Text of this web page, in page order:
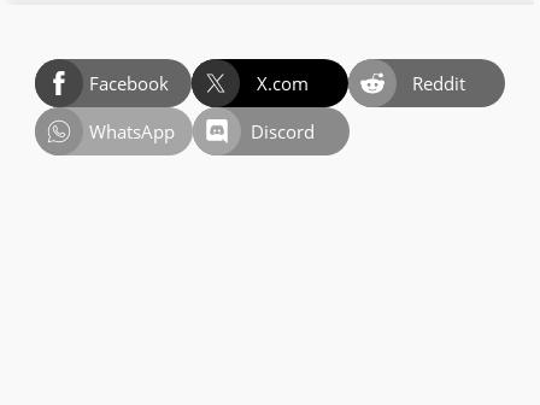
Facebook X.com
Reddit
WhatsApp
Discord